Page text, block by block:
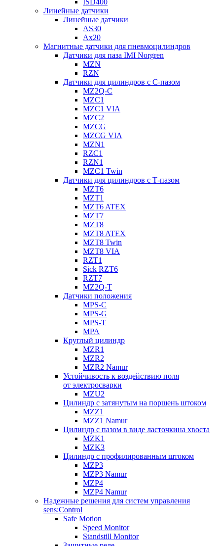
ISD400
Линейные датчики
Линейные датчики
AS30
Ax20
Магнитные датчики для пневмоцилиндров
Датчики для паза IMI Norgren
MZN
RZN
Датчики для цилиндров с С-пазом
MZ2Q-C
MZC1
MZC1 VIA
MZC2
MZCG
MZCG VIA
MZN1
RZC1
RZN1
MZC1 Twin
Датчики для цилиндров с Т-пазом
MZT6
MZT1
MZT6 ATEX
MZT7
MZT8
MZT8 ATEX
MZT8 Twin
MZT8 VIA
RZT1
Sick RZT6
RZT7
MZ2Q-T
Датчики положения
MPS-C
MPS-G
MPS-T
MPA
Круглый цилиндр
MZR1
MZR2
MZR2 Namur
Устойчивость к воздействию поля
от электросварки
MZU2
Цилиндр с затянутым на поршень штоком
MZZ1
MZZ1 Namur
Цилиндр с пазом в виде ласточкина хвоста
MZK1
MZK3
Цилиндр с профилированным штоком
MZP3
MZP3 Namur
MZP4
MZP4 Namur
Надежные решения для систем управления
sens:Control
Safe Motion
Speed Monitor
Standstill Monitor